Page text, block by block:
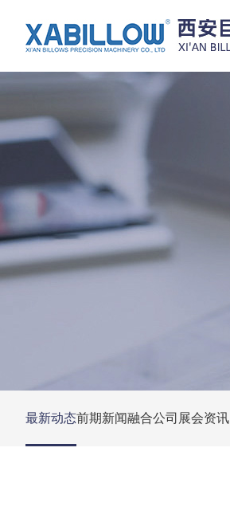
最新动态前期新闻融合公司展会资讯